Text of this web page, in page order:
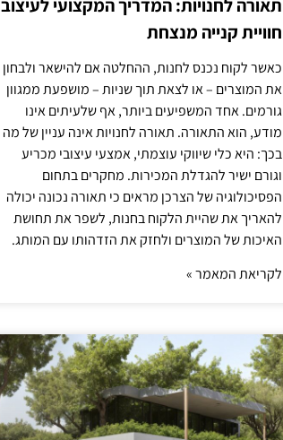
תאורה לחנויות: המדריך המקצועי לעיצוב
חוויית קנייה מנצחת
כאשר לקוח נכנס לחנות, ההחלטה אם להישאר ולבחון
את המוצרים – או לצאת תוך שניות – מושפעת ממגוון
גורמים. אחד המשפיעים ביותר, אף שלעיתים אינו
מודע, הוא התאורה. תאורה לחנויות אינה עניין של מה
בכך: היא כלי שיווקי עוצמתי, אמצעי עיצובי מכריע
וגורם ישיר להגדלת המכירות. מחקרים בתחום
הפסיכולוגיה של הצרכן מראים כי תאורה נכונה יכולה
להאריך את שהיית הלקוח בחנות, לשפר את תחושת
האיכות של המוצרים ולחזק את הזדהותו עם המותג.
לקריאת המאמר »